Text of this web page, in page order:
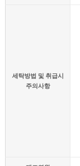
세탁방법 및 취급시
주의사항